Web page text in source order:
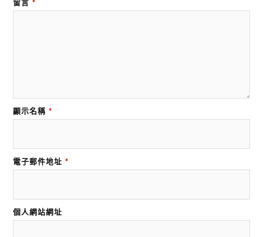
留言 *
顯示名稱 *
電子郵件地址 *
個人網站網址